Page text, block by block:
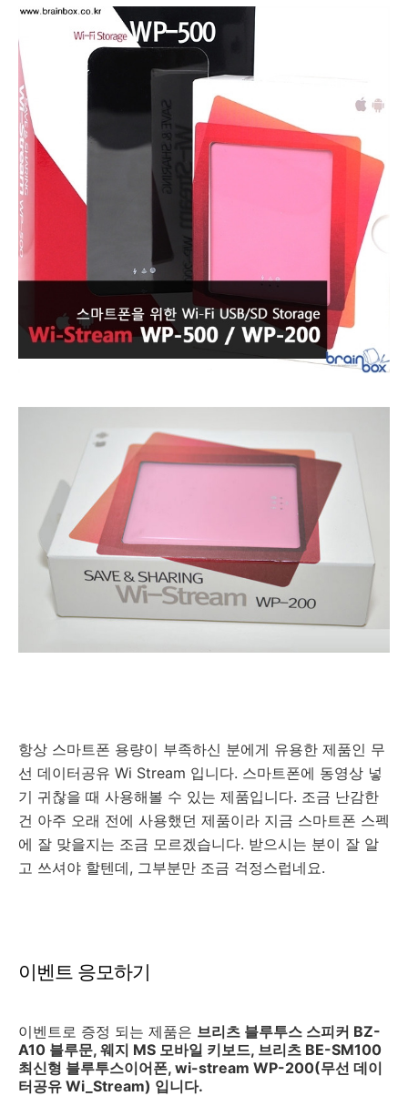
항상 스마트폰 용량이 부족하신 분에게 유용한 제품인 무
선 데이터공유 Wi Stream 입니다. 스마트폰에 동영상 넣
기 귀찮을 때 사용해볼 수 있는 제품입니다. 조금 난감한
건 아주 오래 전에 사용했던 제품이라 지금 스마트폰 스펙
에 잘 맞을지는 조금 모르겠습니다. 받으시는 분이 잘 알
고 쓰셔야 할텐데, 그부분만 조금 걱정스럽네요.
이벤트 응모하기
이벤트로 증정 되는 제품은 브리츠 블루투스 스피커 BZ-
A10 블루문, 웨지 MS 모바일 키보드, 브리츠 BE-SM100
최신형 블루투스이어폰, wi-stream WP-200(무선 데이
터공유 Wi_Stream) 입니다.